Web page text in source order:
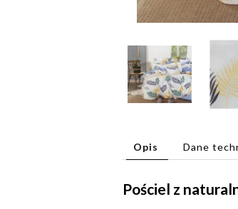
Opis Dane
Pościel z